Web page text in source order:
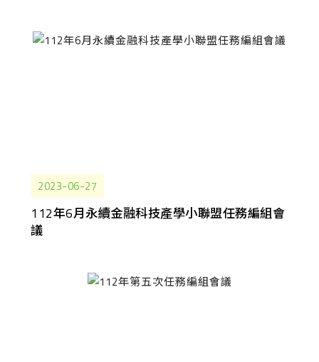
2023-06-27
112年6月永續金融科技產學小聯盟任務編組會
議